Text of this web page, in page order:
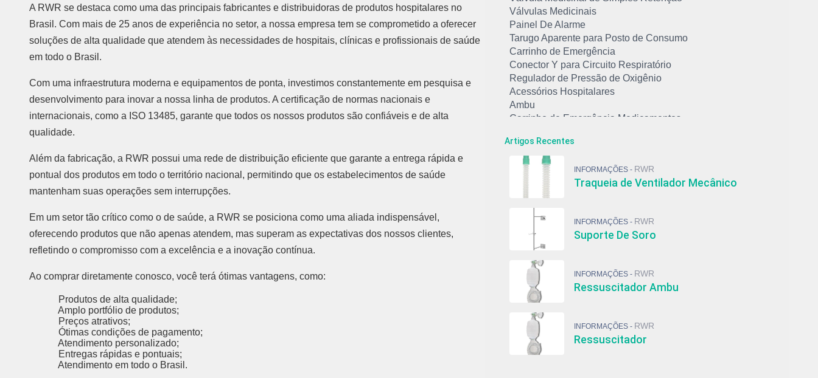
A RWR se destaca como uma das principais fabricantes e distribuidoras de produtos hospitalares no
Brasil. Com mais de 25 anos de experiência no setor, a nossa empresa tem se comprometido a oferecer
soluções de alta qualidade que atendem às necessidades de hospitais, clínicas e profissionais de saúde
em todo o Brasil.
Com uma infraestrutura moderna e equipamentos de ponta, investimos constantemente em pesquisa e
desenvolvimento para inovar a nossa linha de produtos. A certificação de normas nacionais e
internacionais, como a ISO 13485, garante que todos os nossos produtos são confiáveis e de alta
qualidade.
Além da fabricação, a RWR possui uma rede de distribuição eficiente que garante a entrega rápida e
pontual dos produtos em todo o território nacional, permitindo que os estabelecimentos de saúde
mantenham suas operações sem interrupções.
Em um setor tão crítico como o de saúde, a RWR se posiciona como uma aliada indispensável,
oferecendo produtos que não apenas atendem, mas superam as expectativas dos nossos clientes,
refletindo o compromisso com a excelência e a inovação contínua.
Ao comprar diretamente conosco, você terá ótimas vantagens, como:
Produtos de alta qualidade;
Amplo portfólio de produtos;
Preços atrativos;
Ótimas condições de pagamento;
Atendimento personalizado;
Entregas rápidas e pontuais;
Atendimento em todo o Brasil.
Válvulas Medicinais
Painel De Alarme
Tarugo Aparente para Posto de Consumo
Carrinho de Emergência
Conector Y para Circuito Respiratório
Regulador de Pressão de Oxigênio
Acessórios Hospitalares
Ambu
Carrinho de Emergência Medicamentos
Circuito Respiratório Adulto
Conjunto Baraka
Equipamentos Médicos e Hospitalares
Fluxômetro
Macronebulizador
Máscara de Alto Fluxo com Reservatório
Máscara de Oxigênio Hospitalar
Máscara Não Reinalante com Reservatório
Máscara Venturi Adulto
Micronebulizador Adulto
Regulador De Cilindro
Ressuscitador
Ressuscitador Ambu
Suporte De Soro
Traqueia de Ventilador Mecânico
Artigos Recentes
INFORMAÇÕES - RWR
Traqueia de Ventilador Mecânico
INFORMAÇÕES - RWR
Suporte De Soro
INFORMAÇÕES - RWR
Ressuscitador Ambu
INFORMAÇÕES - RWR
Ressuscitador